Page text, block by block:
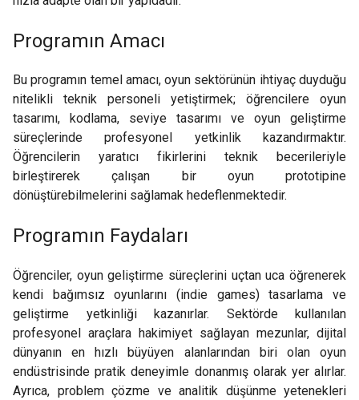
Programın Amacı
Bu programın temel amacı, oyun sektörünün ihtiyaç duyduğu
nitelikli teknik personeli yetiştirmek; öğrencilere oyun
tasarımı, kodlama, seviye tasarımı ve oyun geliştirme
süreçlerinde profesyonel yetkinlik kazandırmaktır.
Öğrencilerin yaratıcı fikirlerini teknik becerileriyle
birleştirerek çalışan bir oyun prototipine
dönüştürebilmelerini sağlamak hedeflenmektedir.
Programın Faydaları
Öğrenciler, oyun geliştirme süreçlerini uçtan uca öğrenerek
kendi bağımsız oyunlarını (indie games) tasarlama ve
geliştirme yetkinliği kazanırlar. Sektörde kullanılan
profesyonel araçlara hakimiyet sağlayan mezunlar, dijital
dünyanın en hızlı büyüyen alanlarından biri olan oyun
endüstrisinde pratik deneyimle donanmış olarak yer alırlar.
Ayrıca, problem çözme ve analitik düşünme yetenekleri